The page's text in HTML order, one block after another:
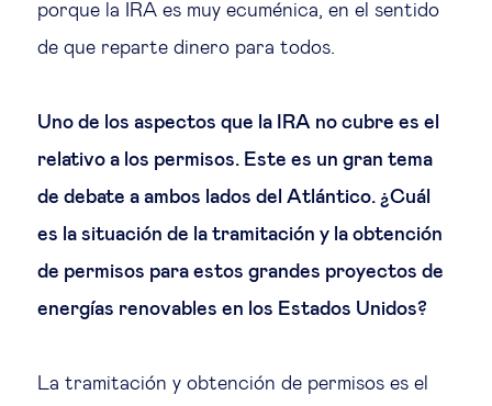
porque la IRA es muy ecuménica, en el sentido
de que reparte dinero para todos.
Uno de los aspectos que la IRA no cubre es el
relativo a los permisos. Este es un gran tema
de debate a ambos lados del Atlántico. ¿Cuál
es la situación de la tramitación y la obtención
de permisos para estos grandes proyectos de
energías renovables en los Estados Unidos?
La tramitación y obtención de permisos es el